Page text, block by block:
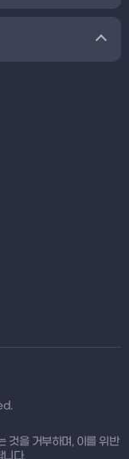
것을 거부하며, 이를 위반
니다.